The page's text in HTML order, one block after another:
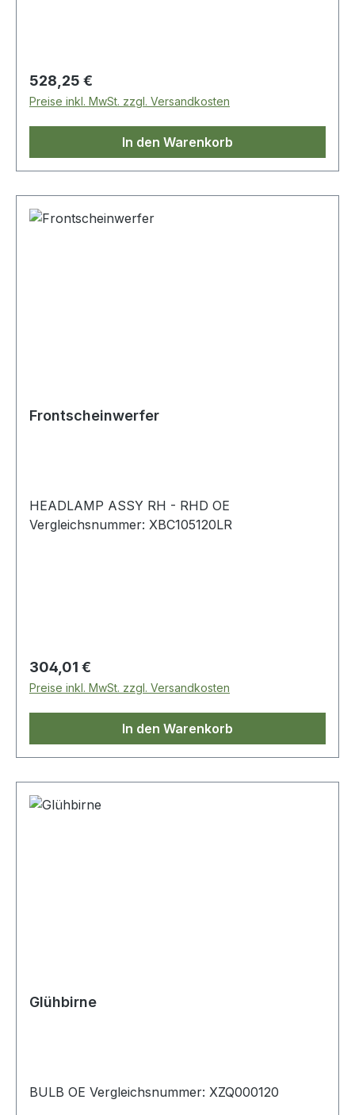
Regulärer Preis:
528,25 €
Preise inkl. MwSt. zzgl. Versandkosten
In den Warenkorb
Frontscheinwerfer
HEADLAMP ASSY RH - RHD OE
Vergleichsnummer: XBC105120LR
Regulärer Preis:
304,01 €
Preise inkl. MwSt. zzgl. Versandkosten
In den Warenkorb
Glühbirne
BULB OE Vergleichsnummer: XZQ000120